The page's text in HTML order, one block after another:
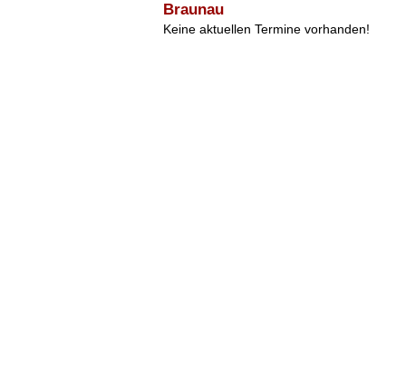
Braunau
Keine aktuellen Termine vorhanden!